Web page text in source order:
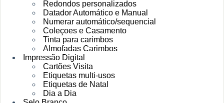
Redondos personalizados
Datador Automático e Manual
Numerar automático/sequencial
Coleçoes e Casamento
Tinta para carimbos
Almofadas Carimbos
Impressão Digital
Cartões Visita
Etiquetas multi-usos
Etiquetas de Natal
Dia a Dia